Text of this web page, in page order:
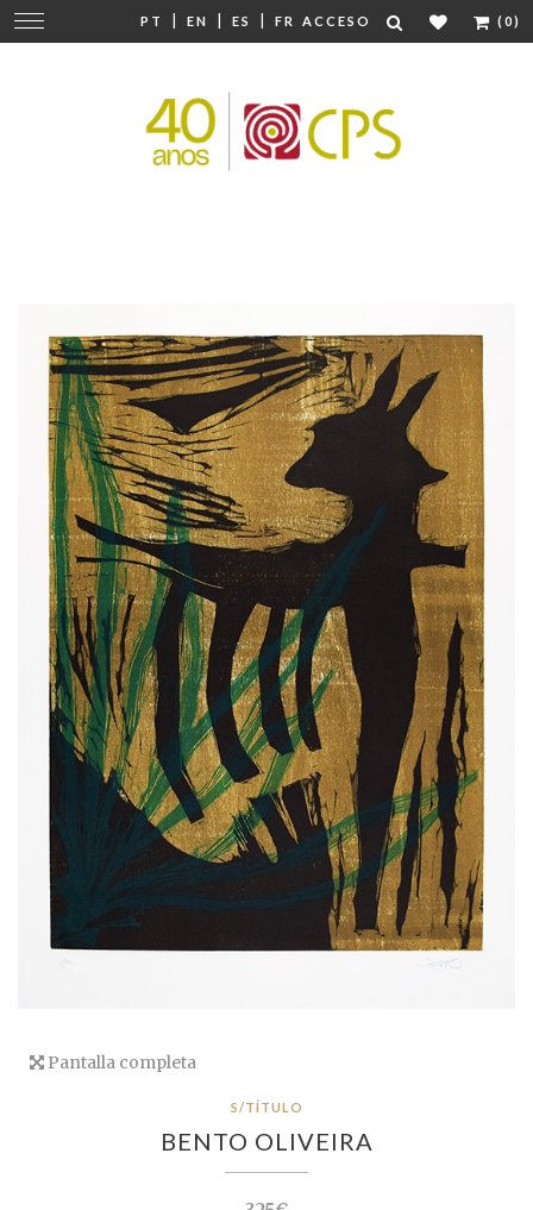
PT | EN | ES | FR ACCESO (0)
Cambiar
navegación
Pantalla completa
S/TÍTULO
BENTO OLIVEIRA